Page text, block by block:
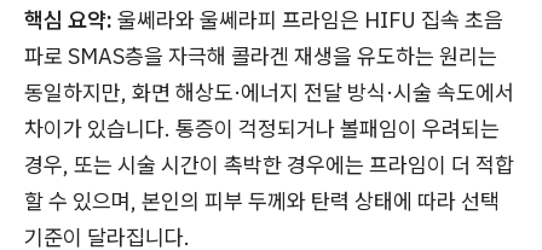
핵심 요약: 울쎄라와 울쎄라피 프라임은 HIFU 집속 초음
파로 SMAS층을 자극해 콜라겐 재생을 유도하는 원리는
동일하지만, 화면 해상도·에너지 전달 방식·시술 속도에서
차이가 있습니다. 통증이 걱정되거나 볼패임이 우려되는
경우, 또는 시술 시간이 촉박한 경우에는 프라임이 더 적합
할 수 있으며, 본인의 피부 두께와 탄력 상태에 따라 선택
기준이 달라집니다.